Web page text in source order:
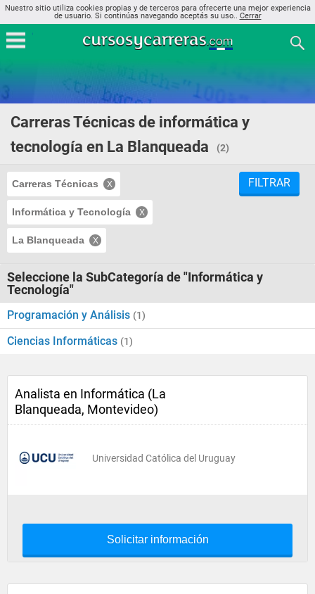
Nuestro sitio utiliza cookies propias y de terceros para ofrecerte una mejor experiencia
de usuario. Si continúas navegando aceptás su uso.. Cerrar
Carreras Técnicas de informática y
tecnología en La Blanqueada
(2)
Carreras Técnicas
Informática y Tecnología
La Blanqueada
FILTRAR
Seleccione la SubCategoría de "Informática y
Tecnología"
Programación y Análisis (1)
Ciencias Informáticas (1)
Analista en Informática (La
Blanqueada, Montevideo)
Universidad Católica del Uruguay
Solicitar información